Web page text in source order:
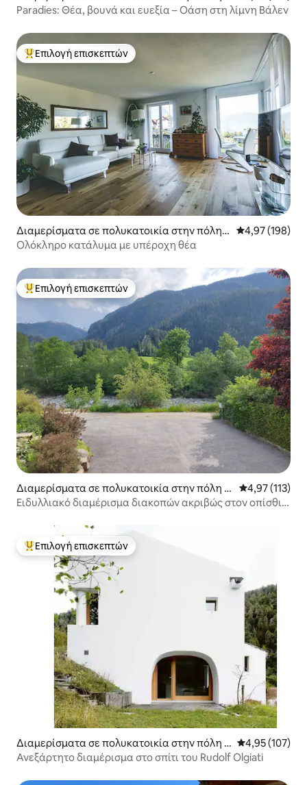
Unterterzen
Paradies: Θέα, βουνά και ευεξία – Οάση στη λίμνη Βάλεν
Κορυφαία επιλογή επισκεπτών
Επιλογή επισκεπτών
Διαμερίσματα σε πολυκατοικία στην πόλη T
riesenberg
Μέση
4,97 (198)
Ολόκληρο κατάλυμα με υπέροχη θέα
Κορυφαία επιλογή επισκεπτών
Επιλογή επισκεπτών
Διαμερίσματα σε πολυκατοικία στην πόλη A
ndeer
Μέση
4,97 (113)
Ειδυλλιακό διαμέρισμα διακοπών ακριβώς στον οπίσθιο
Κορυφαία επιλογή επισκεπτών
Επιλογή επισκεπτών
Διαμερίσματα σε πολυκατοικία στην πόλη T
amins
Μέση
4,95 (107)
Ανεξάρτητο διαμέρισμα στο σπίτι του Rudolf Olgiati